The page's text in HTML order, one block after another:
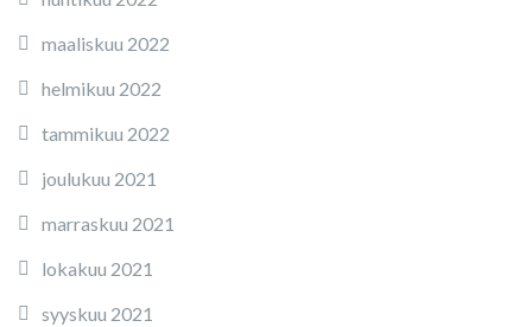
maaliskuu 2022
helmikuu 2022
tammikuu 2022
joulukuu 2021
marraskuu 2021
lokakuu 2021
syyskuu 2021